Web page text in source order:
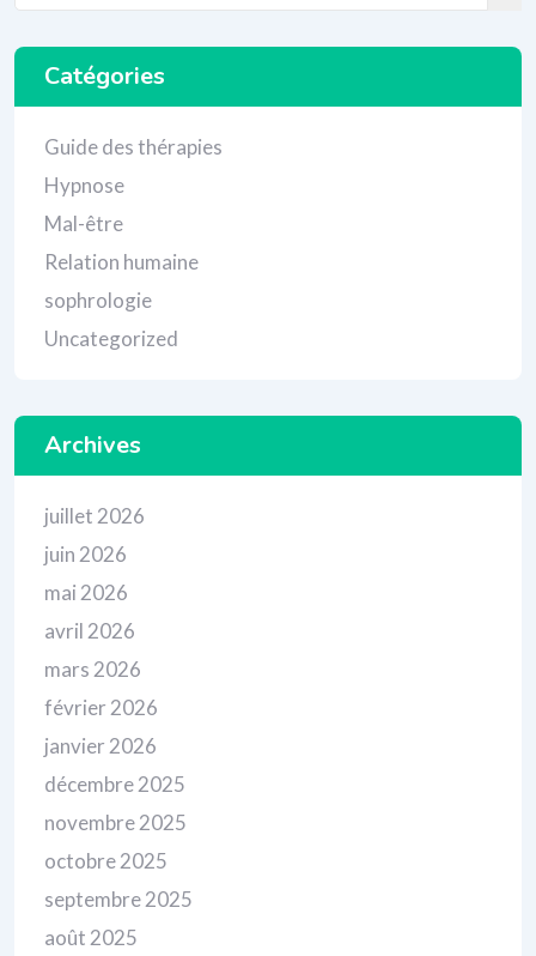
Catégories
Guide des thérapies
Hypnose
Mal-être
Relation humaine
sophrologie
Uncategorized
Archives
juillet 2026
juin 2026
mai 2026
avril 2026
mars 2026
février 2026
janvier 2026
décembre 2025
novembre 2025
octobre 2025
septembre 2025
août 2025